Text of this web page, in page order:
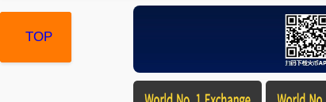
TOP
TOP
TOP